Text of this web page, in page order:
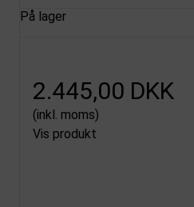
På lager
2.445,00 DKK
(inkl. moms)
Vis produkt